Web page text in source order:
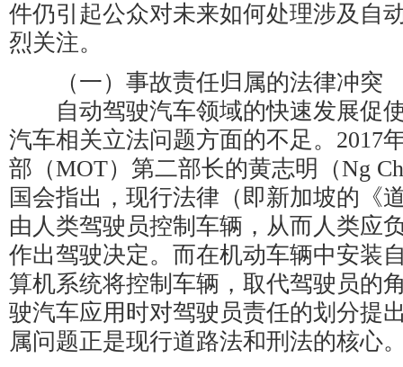
件仍引起公众对未来如何处理涉及自
烈关注。
（一）事故责任归属的法律冲突
自动驾驶汽车领域的快速发展促
汽车相关立法问题方面的不足。2017
部（MOT）第二部长的黄志明（Ng
国会指出，现行法律（即新加坡的《
由人类驾驶员控制车辆，从而人类应
作出驾驶决定。而在机动车辆中安装
算机系统将控制车辆，取代驾驶员的
驶汽车应用时对驾驶员责任的划分提
属问题正是现行道路法和刑法的核心